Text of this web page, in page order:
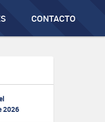
CONTACTO
2026